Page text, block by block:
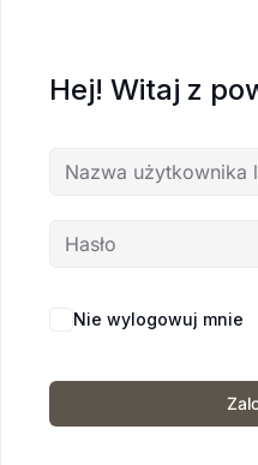
Hej! Witaj z
Nie wylogowuj mnie